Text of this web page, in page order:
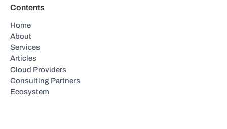
Contents
Home
About
Services
Articles
Cloud Providers
Consulting Partners
Ecosystem